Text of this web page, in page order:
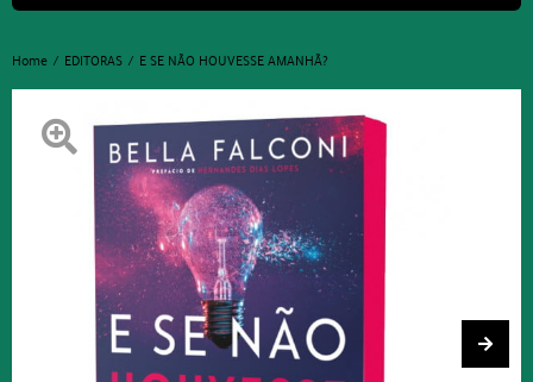
Home EDITORAS E SE NÃO HOUVESSE AMANHÃ?